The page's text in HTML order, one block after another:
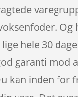
Og
hele 30
garanti mod
kan inden for